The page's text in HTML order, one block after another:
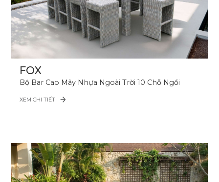
FOX
Bộ Bar Cao Mây Nhựa Ngoài Trời 10 Chỗ Ngồi
XEM CHI TIẾT